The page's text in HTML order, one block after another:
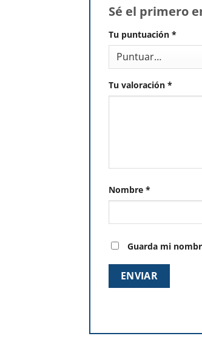
Sé el primero
Tu puntuación *
Tu valoración *
Nombre *
Guarda mi